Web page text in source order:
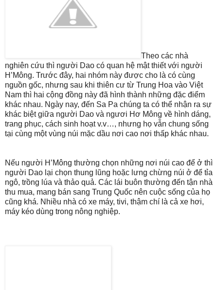
Theo các nhà
nghiên cứu thì người Dao có quan hệ mật thiết với người
H’Mông. Trước đây, hai nhóm này được cho là có cùng
nguồn gốc, nhưng sau khi thiên cư từ Trung Hoa vào Việt
Nam thì hai cộng đồng này đã hình thành những đặc điểm
khác nhau. Ngày nay, đến Sa Pa chúng ta có thể nhận ra sự
khác biệt giữa người Dao và ngươi Hơ Mông về hình dáng,
trang phục, cách sinh hoạt v.v…, nhưng họ vẫn chung sống
tại cùng một vùng núi mặc dầu nơi cao nơi thấp khác nhau.
Nếu người H’Mông thường chọn những nơi núi cao để ở thì
người Dao lại chọn thung lũng hoặc lưng chừng núi ở để tỉa
ngô, trồng lúa và thảo quả. Các lái buôn thường đến tận nhà
thu mua, mang bán sang Trung Quốc nên cuộc sống của họ
cũng khá. Nhiều nhà có xe máy, tivi, thậm chí là cả xe hơi,
máy kéo dùng trong nông nghiệp.